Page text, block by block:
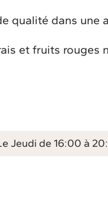
qualité dans une
et fruits rouges
Jeudi de 16:00 à